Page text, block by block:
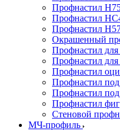
Профнастил
Профнастил
Профнастил
Окрашенный
Профнастил для
Профнастил
Профнастил
Профнастил под
Профнастил
Профнастил
Стеновой
МЧ-профиль